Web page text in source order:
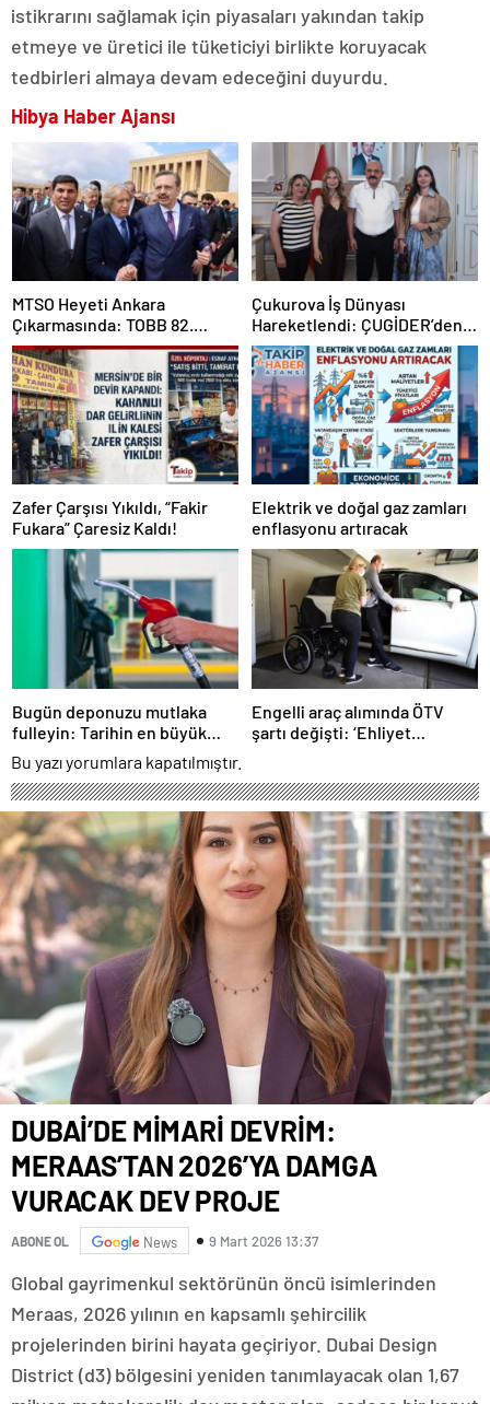
istikrarını sağlamak için piyasaları yakından takip
etmeye ve üretici ile tüketiciyi birlikte koruyacak
tedbirleri almaya devam edeceğini duyurdu.
Hibya Haber Ajansı
MTSO Heyeti Ankara
Çıkarmasında: TOBB 82.
Genel Kurulu’nda Mersin
Talepleri İletildi
Çukurova İş Dünyası
Hareketlendi: ÇUGİDER’den
Hümay Lojistik’e Çıkartma
Zafer Çarşısı Yıkıldı, “Fakir
Fukara” Çaresiz Kaldı!
Elektrik ve doğal gaz zamları
enflasyonu artıracak
Bugün deponuzu mutlaka
fulleyin: Tarihin en büyük
zammı geliyor
Engelli araç alımında ÖTV
şartı değişti: ‘Ehliyet
Bu yazı yorumlara kapatılmıştır.
DUBAİ’DE MİMARİ DEVRİM:
MERAAS’TAN 2026’YA DAMGA
VURACAK DEV PROJE
ABONE OL News 9 Mart 2026 13:37
Global gayrimenkul sektörünün öncü isimlerinden
Meraas, 2026 yılının en kapsamlı şehircilik
projelerinden birini hayata geçiriyor. Dubai Design
District (d3) bölgesini yeniden tanımlayacak olan 1,67